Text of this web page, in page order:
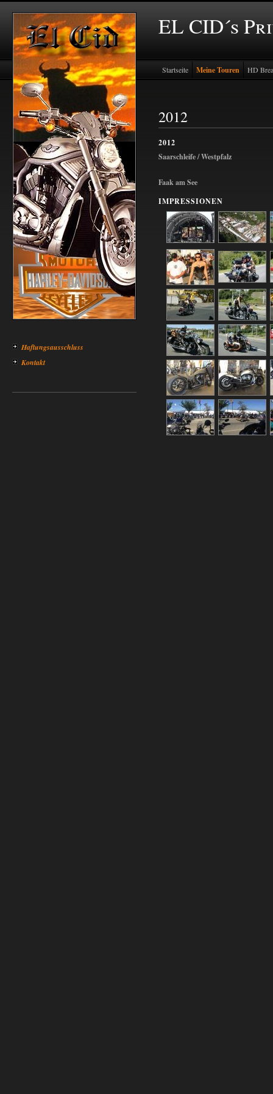
EL CID´s
Haftungsausschluss
Kontakt
Startseite Meine Touren HD
2012
2012
Saarschleife / Westpfalz
Faak am See
IMPRESSIONEN